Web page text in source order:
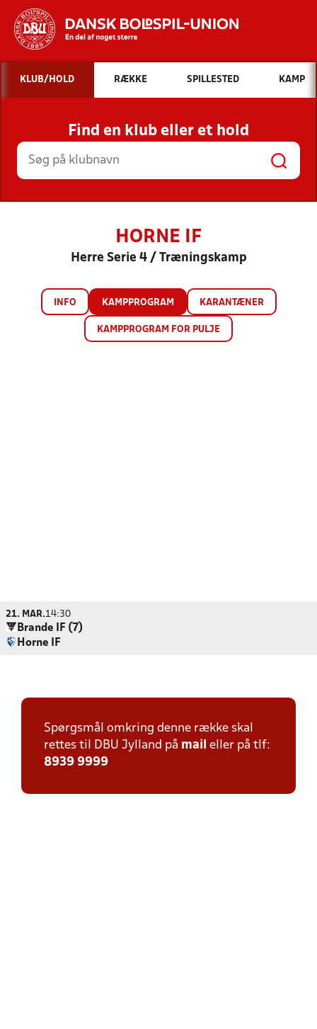
Hvad vil du søge efter?
INDHOLD OG NYHEDER
STILLINGER, RESULTATER, KLUBBER OG
HOLD
KLUB/HOLD RÆKKE SPILLESTED KAMP
Find en klub eller et hold
HORNE IF
Herre Serie 4 / Træningskamp
INFO KAMPPROGRAM KARANTÆNER
KAMPPROGRAM FOR PULJE
21. MAR.14:30
Brande IF (7)
Horne IF
Spørgsmål omkring denne række skal
rettes til DBU Jylland på mail eller på tlf:
8939 9999